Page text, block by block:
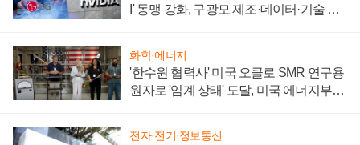
I' 동맹 강화, 구광모 제조·데이터·기술 결
화학·에너지
'한수원 협력사' 미국 오클로 SMR 연구용
원자로 '임계 상태' 도달, 미국 에너지부
전자·전기·정보통신